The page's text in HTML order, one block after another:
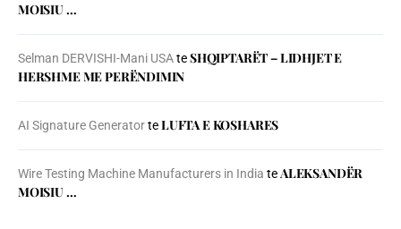
MOISIU …
Selman DERVISHI-Mani USAteSHQIPTARËT – LIDHJET E
HERSHME ME PERËNDIMIN
AI Signature GeneratorteLUFTA E KOSHARES
Wire Testing Machine Manufacturers in India teALEKSANDËR
MOISIU …